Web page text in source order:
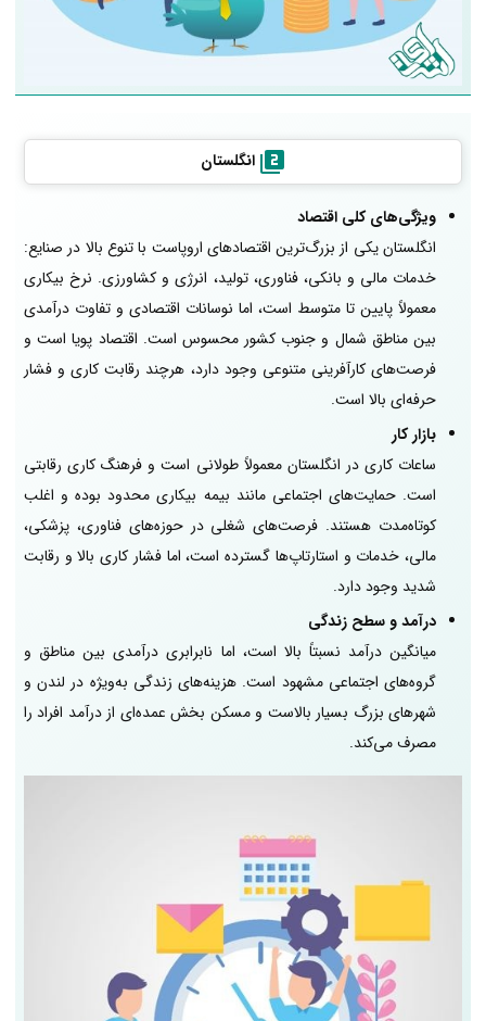
انگلستان
ویژگی‌های کلی اقتصاد
انگلستان یکی از بزرگ‌ترین اقتصادهای اروپاست با تنوع بالا در صنایع:
خدمات مالی و بانکی، فناوری، تولید، انرژی و کشاورزی. نرخ بیکاری
معمولاً پایین تا متوسط است، اما نوسانات اقتصادی و تفاوت درآمدی
بین مناطق شمال و جنوب کشور محسوس است. اقتصاد پویا است و
فرصت‌های کارآفرینی متنوعی وجود دارد، هرچند رقابت کاری و فشار
حرفه‌ای بالا است.
بازار کار
ساعات کاری در انگلستان معمولاً طولانی است و فرهنگ کاری رقابتی
است. حمایت‌های اجتماعی مانند بیمه بیکاری محدود بوده و اغلب
کوتاه‌مدت هستند. فرصت‌های شغلی در حوزه‌های فناوری، پزشکی،
مالی، خدمات و استارتاپ‌ها گسترده است، اما فشار کاری بالا و رقابت
شدید وجود دارد.
درآمد و سطح زندگی
میانگین درآمد نسبتاً بالا است، اما نابرابری درآمدی بین مناطق و
گروه‌های اجتماعی مشهود است. هزینه‌های زندگی به‌ویژه در لندن و
شهرهای بزرگ بسیار بالاست و مسکن بخش عمده‌ای از درآمد افراد را
مصرف می‌کند.